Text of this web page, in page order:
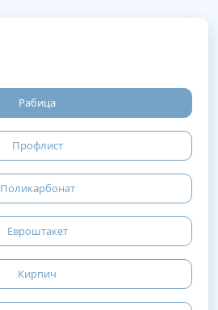
Рабица
Профлист
Поликарбонат
Евроштакет
Кирпич